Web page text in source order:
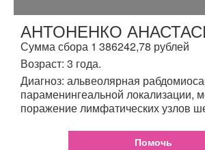
АНТОНЕНКО
Сумма сбора 1 386242,78 рублей
Возраст: 3 года.
Диагноз: альвеолярная
параменингеальной локализации,
поражение лимфатических узлов
Помочь